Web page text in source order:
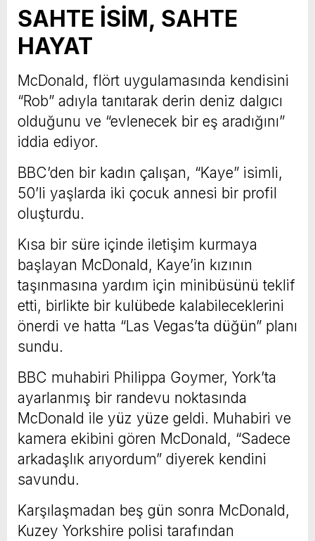
SAHTE İSİM, SAHTE
HAYAT
McDonald, flört uygulamasında kendisini
“Rob” adıyla tanıtarak derin deniz dalgıcı
olduğunu ve “evlenecek bir eş aradığını”
iddia ediyor.
BBC’den bir kadın çalışan, “Kaye” isimli,
50’li yaşlarda iki çocuk annesi bir profil
oluşturdu.
Kısa bir süre içinde iletişim kurmaya
başlayan McDonald, Kaye’in kızının
taşınmasına yardım için minibüsünü teklif
etti, birlikte bir kulübede kalabileceklerini
önerdi ve hatta “Las Vegas’ta düğün” planı
sundu.
BBC muhabiri Philippa Goymer, York’ta
ayarlanmış bir randevu noktasında
McDonald ile yüz yüze geldi. Muhabiri ve
kamera ekibini gören McDonald, “Sadece
arkadaşlık arıyordum” diyerek kendini
savundu.
Karşılaşmadan beş gün sonra McDonald,
Kuzey Yorkshire polisi tarafından